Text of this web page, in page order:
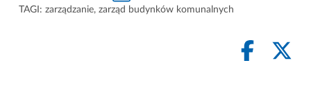
TAGI: zarządzanie, zarząd budynków komunalnych